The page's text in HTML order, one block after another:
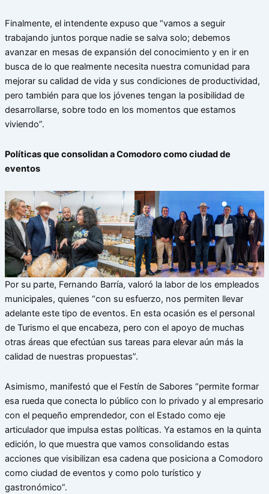
Finalmente, el intendente expuso que “vamos a seguir
trabajando juntos porque nadie se salva solo; debemos
avanzar en mesas de expansión del conocimiento y en ir en
busca de lo que realmente necesita nuestra comunidad para
mejorar su calidad de vida y sus condiciones de productividad,
pero también para que los jóvenes tengan la posibilidad de
desarrollarse, sobre todo en los momentos que estamos
viviendo”.
Políticas que consolidan a Comodoro como ciudad de
eventos
Por su parte, Fernando Barría, valoró la labor de los empleados
municipales, quienes “con su esfuerzo, nos permiten llevar
adelante este tipo de eventos. En esta ocasión es el personal
de Turismo el que encabeza, pero con el apoyo de muchas
otras áreas que efectúan sus tareas para elevar aún más la
calidad de nuestras propuestas”.
Asimismo, manifestó que el Festín de Sabores “permite formar
esa rueda que conecta lo público con lo privado y al empresario
con el pequeño emprendedor, con el Estado como eje
articulador que impulsa estas políticas. Ya estamos en la quinta
edición, lo que muestra que vamos consolidando estas
acciones que visibilizan esa cadena que posiciona a Comodoro
como ciudad de eventos y como polo turístico y
gastronómico”.